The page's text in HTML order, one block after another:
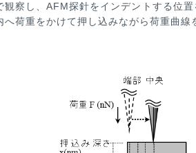
観察し、AFM探針をインデントする位
へ荷重をかけて押し込みながら荷重曲線